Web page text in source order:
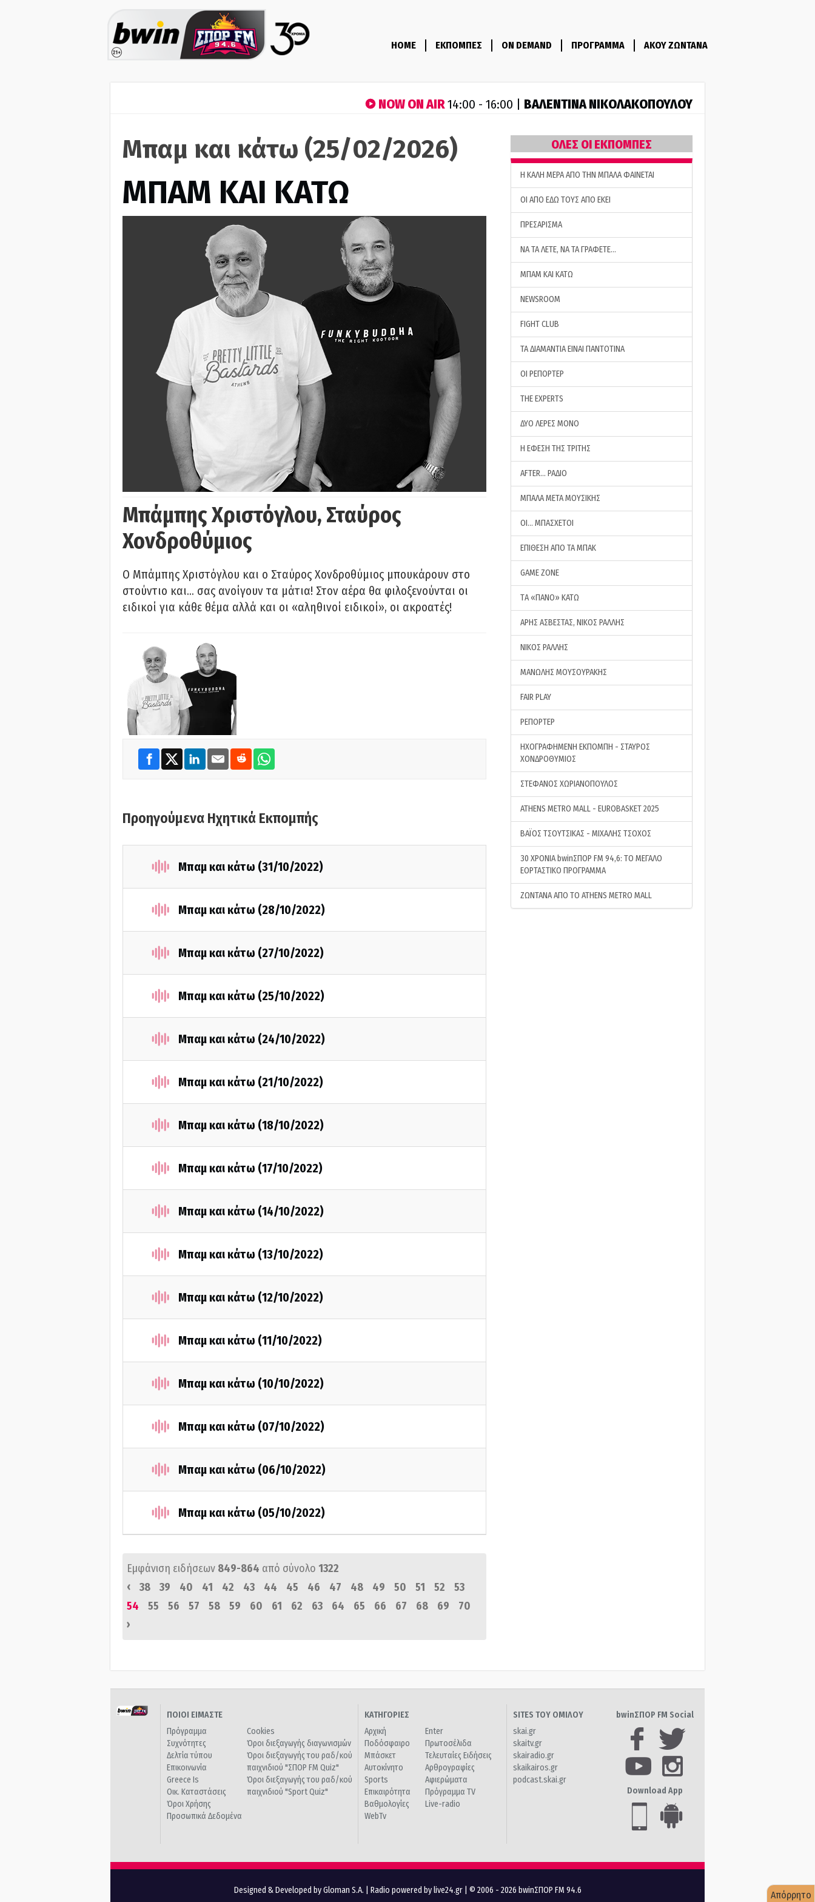
HOME ΕΚΠΟΜΠΕΣ ON DEMAND ΠΡΟΓΡΑΜΜΑ ΑΚΟΥ ΖΩΝΤΑΝΑ
NOW ON AIR14:00 - 16:00 | ΒΑΛΕΝΤΙΝΑ ΝΙΚΟΛΑΚΟΠΟΥΛΟΥ
Μπαμ και κάτω (25/02/2026)
ΜΠΑΜ ΚΑΙ ΚΑΤΩ
Μπάμπης Χριστόγλου, Σταύρος
Χονδροθύμιος
O Μπάμπης Χριστόγλου και ο Σταύρος Χονδροθύμιος μπουκάρουν στο
στούντιο και… σας ανοίγουν τα μάτια! Στον αέρα θα φιλοξενούνται οι
ειδικοί για κάθε θέμα αλλά και οι «αληθινοί ειδικοί», οι ακροατές!
Προηγούμενα Ηχητικά Εκπομπής
Μπαμ και κάτω (31/10/2022)
Μπαμ και κάτω (28/10/2022)
Μπαμ και κάτω (27/10/2022)
Μπαμ και κάτω (25/10/2022)
Μπαμ και κάτω (24/10/2022)
Μπαμ και κάτω (21/10/2022)
Μπαμ και κάτω (18/10/2022)
Μπαμ και κάτω (17/10/2022)
Μπαμ και κάτω (14/10/2022)
Μπαμ και κάτω (13/10/2022)
Μπαμ και κάτω (12/10/2022)
Μπαμ και κάτω (11/10/2022)
Μπαμ και κάτω (10/10/2022)
Μπαμ και κάτω (07/10/2022)
Μπαμ και κάτω (06/10/2022)
Μπαμ και κάτω (05/10/2022)
Εμφάνιση ειδήσεων 849-864 από σύνολο 1322
‹
38 39 40 41 42 43 44 45 46 47 48 49 50 51 52
53
54
55 56 57 58 59 60 61 62 63 64 65 66 67 68 69
70
›
ΟΛΕΣ ΟΙ ΕΚΠΟΜΠΕΣ
H ΚΑΛΗ ΜΕΡΑ ΑΠΟ ΤΗΝ ΜΠΑΛΑ ΦΑΙΝΕΤΑΙ
ΟΙ ΑΠΟ ΕΔΩ ΤΟΥΣ ΑΠΟ ΕΚΕΙ
ΠΡΕΣΑΡΙΣΜΑ
ΝΑ ΤΑ ΛΕΤΕ, ΝΑ ΤΑ ΓΡΑΦΕΤΕ…
ΜΠΑΜ ΚΑΙ ΚΑΤΩ
NEWSROOM
FIGHT CLUB
ΤΑ ΔΙΑΜΑΝΤΙΑ ΕΙΝΑΙ ΠΑΝΤΟΤΙΝΑ
ΟΙ ΡΕΠΟΡΤΕΡ
THE EXPERTS
ΔΥΟ ΛΕΡΕΣ ΜΟΝΟ
Η ΕΦΕΣΗ ΤΗΣ ΤΡΙΤΗΣ
AFTER… ΡΑΔΙΟ
ΜΠΑΛΑ ΜΕΤΑ ΜΟΥΣΙΚΗΣ
ΟΙ… ΜΠΑΣΧΕΤΟΙ
ΕΠΙΘΕΣΗ ΑΠΟ ΤΑ ΜΠΑΚ
GAME ZONE
ΤA «ΠΑΝΟ» ΚΑΤΩ
ΑΡΗΣ ΑΣΒΕΣΤΑΣ, ΝΙΚΟΣ ΡΑΛΛΗΣ
ΝΙΚΟΣ ΡΑΛΛΗΣ
ΜΑΝΩΛΗΣ ΜΟΥΣΟΥΡΑΚΗΣ
FAIR PLAY
ΡΕΠΟΡΤΕΡ
ΗΧΟΓΡΑΦΗΜΕΝΗ ΕΚΠΟΜΠΗ - ΣΤΑΥΡΟΣ
ΧΟΝΔΡΟΘΥΜΙΟΣ
ΣΤΕΦΑΝΟΣ ΧΩΡΙΑΝΟΠΟΥΛΟΣ
ATHENS METRO MALL - EUROBASKET 2025
ΒΑΪΟΣ ΤΣΟΥΤΣΙΚΑΣ - ΜΙΧΑΛΗΣ ΤΣΟΧΟΣ
30 ΧΡΟΝΙΑ bwinΣΠΟΡ FM 94,6: ΤΟ ΜΕΓΑΛΟ
ΕΟΡΤΑΣΤΙΚΟ ΠΡΟΓΡΑΜΜΑ
ΖΩΝΤΑΝΑ ΑΠΟ ΤΟ ATHENS METRO MALL
ΠΟΙΟΙ ΕΙΜΑΣΤΕ
Πρόγραμμα
Συχνότητες
Δελτία τύπου
Επικοινωνία
Greece Is
Οικ. Καταστάσεις
Όροι Χρήσης
Προσωπικά Δεδομένα
Cookies
Όροι διεξαγωγής διαγωνισμών
Όροι διεξαγωγής του ραδ/κού
παιχνιδιού "ΣΠΟΡ FM Quiz"
Όροι διεξαγωγής του ραδ/κού
παιχνιδιού "Sport Quiz"
ΚΑΤΗΓΟΡΙΕΣ
Αρχική
Ποδόσφαιρο
Μπάσκετ
Αυτοκίνητο
Sports
Επικαιρότητα
Βαθμολογίες
WebTv
Enter
Πρωτοσέλιδα
Τελευταίες Ειδήσεις
Αρθρογραφίες
Αφιερώματα
Πρόγραμμα TV
Live-radio
SITES ΤΟΥ ΟΜΙΛΟΥ
skai.gr
skaitv.gr
skairadio.gr
skaikairos.gr
podcast.skai.gr
bwinΣΠΟΡ FM Social
Download App
Designed & Developed by Gloman S.A. Radio powered by live24.gr | © 2006 - 2026 bwinΣΠΟΡ FM 94.6 Απόρρητο